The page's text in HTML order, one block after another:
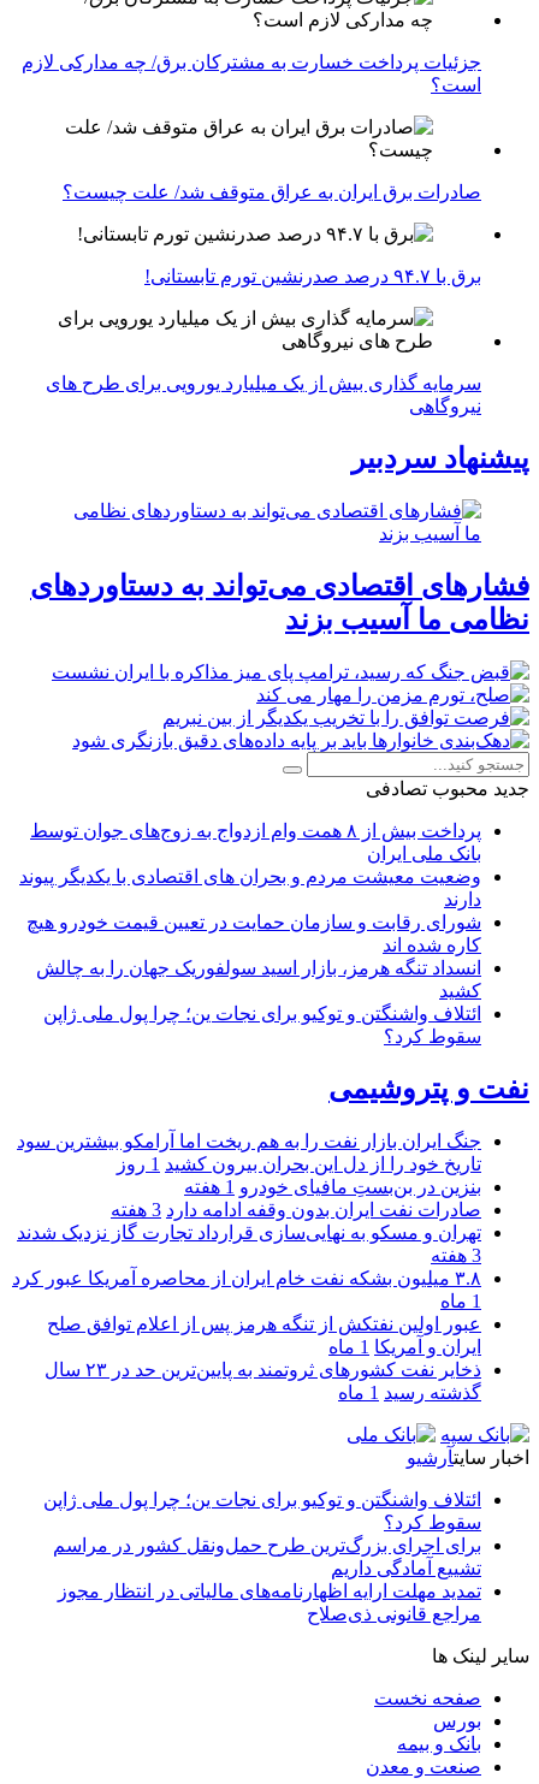
جزئیات پرداخت خسارت به مشترکان برق/ چه مدارکی لازم
است؟
صادرات برق ایران به عراق متوقف شد/ علت چیست؟
برق با ۹۴.۷ درصد صدرنشین تورم تابستانی!
سرمایه گذاری بیش از یک میلیارد یورویی برای طرح های
نیروگاهی
پیشنهاد سردبیر
فشارهای اقتصادی می‌تواند به دستاوردهای
نظامی ما آسیب بزند
جدید محبوب تصادفی
پرداخت بیش از ۸ همت وام ازدواج به زوج‌های جوان توسط
بانک ملی ایران
وضعیت معیشت مردم و بحران های اقتصادی با یکدیگر پیوند
دارند
شورای رقابت و سازمان حمایت در تعیین قیمت خودرو هیچ
کاره شده اند
انسداد تنگه هرمز، بازار اسید سولفوریک جهان را به چالش
کشید
ائتلاف واشنگتن و توکیو برای نجات ین؛ چرا پول ملی ژاپن
سقوط کرد؟
نفت و پتروشیمی
جنگ ایران بازار نفت را به هم ریخت اما آرامکو بیشترین سود
تاریخ خود را از دل این بحران بیرون کشید 1 روز
بنزین در بن‌بستِ مافیای خودرو 1 هفته
صادرات نفت ایران بدون وقفه ادامه دارد 3 هفته
تهران و مسکو به نهایی‌سازی قرارداد تجارت گاز نزدیک شدند
3 هفته
۳.۸ میلیون بشکه نفت خام ایران از محاصره آمریکا عبور کرد
1 ماه
عبور اولین نفتکش از تنگه هرمز پس از اعلام توافق صلح
ایران و آمریکا 1 ماه
ذخایر نفت کشورهای ثروتمند به پایین‌ترین حد در ۲۳ سال
گذشته رسید 1 ماه
اخبار سایتآرشیو
ائتلاف واشنگتن و توکیو برای نجات ین؛ چرا پول ملی ژاپن
سقوط کرد؟
برای اجرای بزرگ‌ترین طرح حمل‌ونقل کشور در مراسم
تشییع آمادگی داریم
تمدید مهلت ارایه اظهارنامه‌های مالیاتی در انتظار مجوز
مراجع قانونی ذی‌‏صلاح
سایر لینک ها
صفحه نخست
بورس
بانک و بیمه
صنعت و معدن